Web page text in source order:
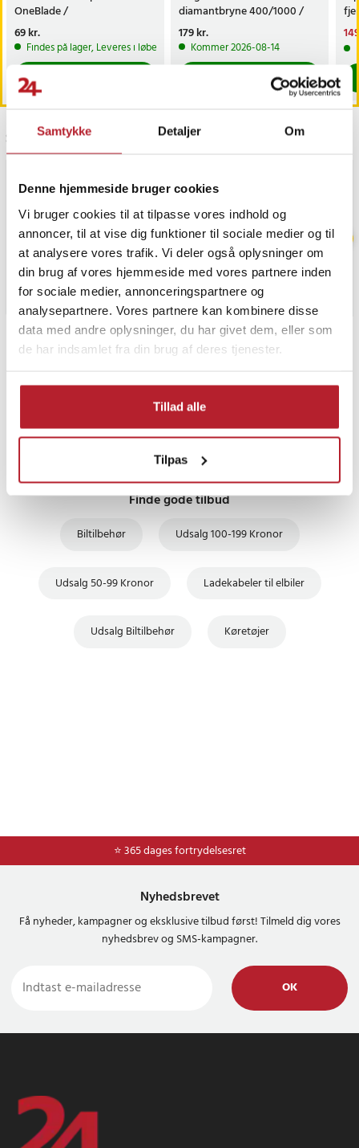
Samtykke Detaljer Om
Denne hjemmeside bruger cookies
Vi bruger cookies til at tilpasse vores indhold og
annoncer, til at vise dig funktioner til sociale medier og til
at analysere vores trafik. Vi deler også oplysninger om
din brug af vores hjemmeside med vores partnere inden
for sociale medier, annonceringspartnere og
analysepartnere. Vores partnere kan kombinere disse
data med andre oplysninger, du har givet dem, eller som
de har indsamlet fra din brug af deres tjenester.
Tillad alle
Tilpas
OneBlade /
næsehårstrimmer /
næsetrimmerhoved
Pris:69 kr.
69 kr.
Findes på lager, Leveres i løbet af 1-2 hverdage
diamantbryne 400/1000 /
faste slibevinkler
Pris:179 kr.
179 kr.
Kommer 2026-08-14
Sidst besøgt
PRISGARANTI
UDSALG
Finde gode tilbud
Biltilbehør Udsalg 100-199 Kronor
Udsalg 50-99 Kronor Ladekabeler til elbiler
Udsalg Biltilbehør Køretøjer
⭐ 365 dages fortrydelsesret
⭐ Nem og sikker betaling med mobilepay og dankort
Nyhedsbrevet
Få nyheder, kampagner og eksklusive tilbud først! Tilmeld dig vores
nyhedsbrev og SMS-kampagner.
OK